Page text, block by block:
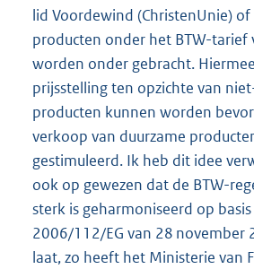
lid Voordewind (ChristenUnie) of
producten onder het BTW-tarief
worden onder gebracht.
prijsstelling ten opzichte van
producten kunnen worden
verkoop van duurzame
gestimuleerd. Ik heb dit idee
ook op gewezen dat de BTW-
sterk is geharmoniseerd op
2006/112/EG van 28 november
laat, zo heeft het Ministerie van